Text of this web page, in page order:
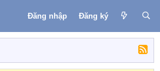
Đăng nhập Đăng ký